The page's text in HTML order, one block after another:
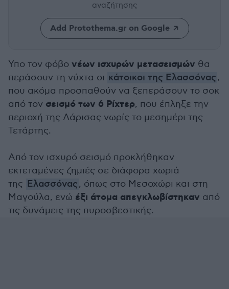
αναζήτησης
Add Protothema.gr on Google
Υπο τον φόβο νέων ισχυρών μετασεισμών θα
περάσουν τη νύχτα οι κάτοικοι της Ελασσόνας,
που ακόμα προσπαθούν να ξεπεράσουν το σοκ
από τον σεισμό των 6 Ρίχτερ, που έπληξε την
περιοχή της Λάρισας νωρίς το μεσημέρι της
Τετάρτης.
Από τον ισχυρό σεισμό προκλήθηκαν
εκτεταμένες ζημιές σε διάφορα χωριά
της Ελασσόνας, όπως στο Μεσοχώρι και στη
Μαγούλα, ενώ έξι άτομα απεγκλωβίστηκαν από
τις δυνάμεις της πυροσβεστικής.